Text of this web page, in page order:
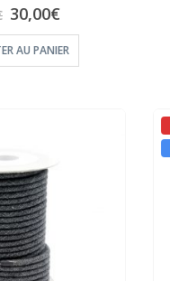
5
30,00€
AU PANIER